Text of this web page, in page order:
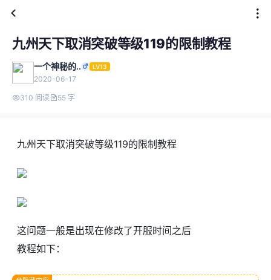
九州天下取消突破等级119的限制教程
一个神秘的.. LV13
2020-06-17
310 阅读 55 字
九州天下取消突破等级119的限制教程
这问题一般是出现在修改了开服时间之后
教程如下：